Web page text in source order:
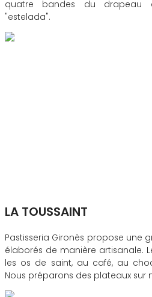
quatre bandes du drapeau
"estelada".
LA TOUSSAINT
Pastisseria Gironès propose une
élaborés de manière artisanale.
les os de saint, au café, au
Nous préparons des plateaux